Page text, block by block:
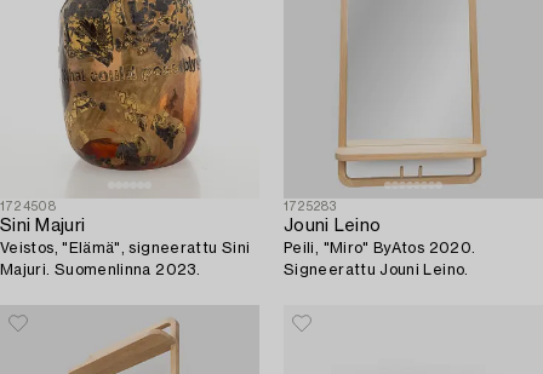
1724508
Sini Majuri
Veistos, "Elämä", signeerattu Sini
Majuri. Suomenlinna 2023.
1725283
Jouni Leino
Peili, "Miro" ByAtos 2020.
Signeerattu Jouni Leino.